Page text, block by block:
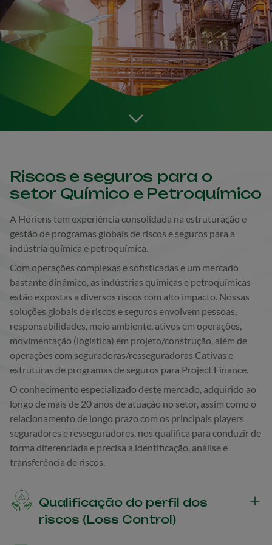
Go to the next section
Riscos e seguros para o
setor Químico e Petroquímico
A Horiens tem experiência consolidada na estruturação e
gestão de programas globais de riscos e seguros para a
indústria química e petroquímica.
Com operações complexas e sofisticadas e um mercado
bastante dinâmico, as indústrias químicas e petroquímicas
estão expostas a diversos riscos com alto impacto. Nossas
soluções globais de riscos e seguros envolvem pessoas,
responsabilidades, meio ambiente, ativos em operações,
movimentação (logística) em projeto/construção, além de
operações com seguradoras/resseguradoras Cativas e
estruturas de programas de seguros para Project Finance.
O conhecimento especializado deste mercado, adquirido ao
longo de mais de 20 anos de atuação no setor, assim como o
relacionamento de longo prazo com os principais players
seguradores e resseguradores, nos qualifica para conduzir de
forma diferenciada e precisa a identificação, análise e
transferência de riscos.
Qualificação do perfil dos
riscos (Loss Control)